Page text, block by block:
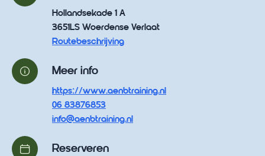
Hollandsekade 1 A
3651LS Woerdense Verlaat
Routebeschrijving
Meer info
https://www.aenbtraining.nl
06 83876853
info@aenbtraining.nl
Reserveren